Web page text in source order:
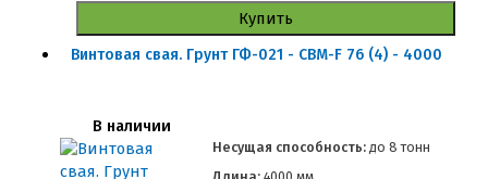
Купить
Винтовая свая. Грунт ГФ-021 - СВМ-F 76 (4) - 4000
В наличии
Несущая способность: до 8 тонн